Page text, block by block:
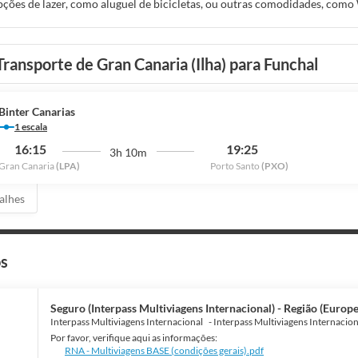
de lazer, como aluguel de bicicletas, ou outras comodidades,
em um de nossos 67 quartos com ar-condicionado, frigobares e
para a sua diversão. Os banheiros privativos possuem banheiras e
e nos fins de semana, entre 7h30 e 11h, mediante uma taxa.
metros quadrados, contendo espaço para conferência e sala de
Serviço de traslado de/para o aeroporto está disponível por uma
de Gran Canaria (Ilha) para Funchal
Binter Canarias
1 escala
16:15
Canaria(LPA)
3h 10m 19:25
Porto Santo (PXO)
Seguro (Interpass Multiviagens Internacional) - Região
Interpass Multiviagens Internacional - Interpass Multiviagens
Por favor, verifique aqui as informações:
RNA - Multiviagens BASE (condições gerais).pdf